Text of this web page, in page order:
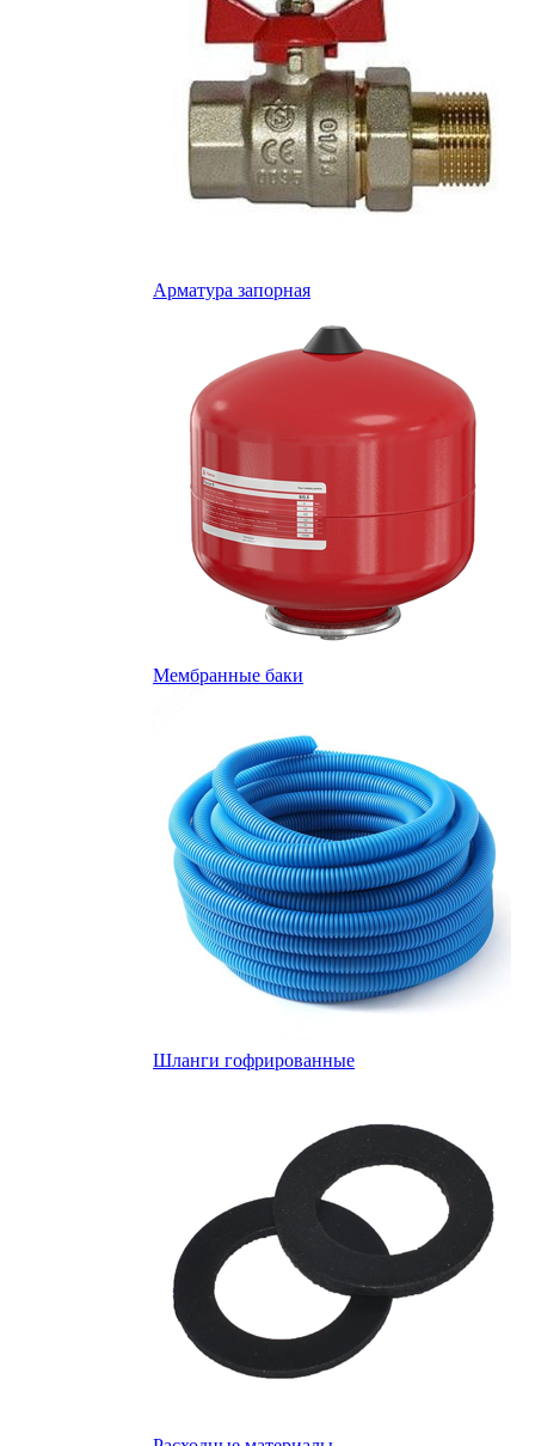
Арматура запорная
Мембранные баки
Шланги гофрированные